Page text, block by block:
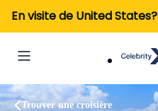
En visite de United States?
Trouver une croisière